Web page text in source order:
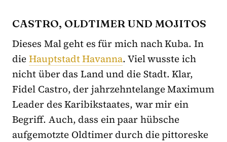
CASTRO, OLDTIMER UND MOJITOS
Dieses Mal geht es für mich nach Kuba. In
dieHauptstadt Havanna. Viel wusste ich
nicht über das Land und die Stadt. Klar,
Fidel Castro, der jahrzehntelange Maximum
Leader des Karibikstaates, war mir ein
Begriff. Auch, dass ein paar hübsche
aufgemotzte Oldtimer durch die pittoreske